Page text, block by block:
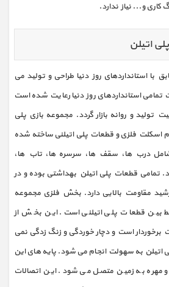
و... نیاز ندارد.
اتیلن
با استانداردهای روز دنیا طراحی و تولید می
استانداردهای روز دنیا رعایت شده است
تولید و روانه بازار گردد. مجموعه بازی پلی
اسکلت فلزی و قطعات پلی اتیلنی ساخته شده
درب ها، سقف ها، سرسره ها، تاب ها،
تمامی قطعات پلی اتیلن بهداشتی بوده و در
مقاومت بالایی دارد. بخش فلزی مجموعه
بین قطعات پلی اتیلنی است. این بخش از
برخوردار است و دچار خوردگی و زنگ زدگی نمی
به سهولت انجام می شود. پایه های این
به زمین متصل می شود. این اتصالات